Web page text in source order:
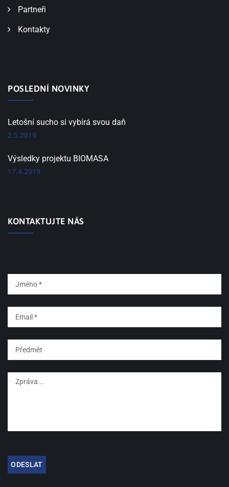
Partneři
Kontakty
POSLEDNÍ NOVINKY
Letošní sucho si vybírá svou daň
2.5.2019
Výsledky projektu BIOMASA
17.4.2019
KONTAKTUJTE NÁS